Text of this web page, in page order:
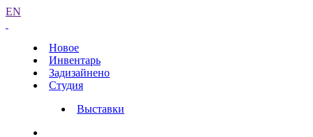
EN
Новое
Инвентарь
Задизайнено
Студия
Выставки